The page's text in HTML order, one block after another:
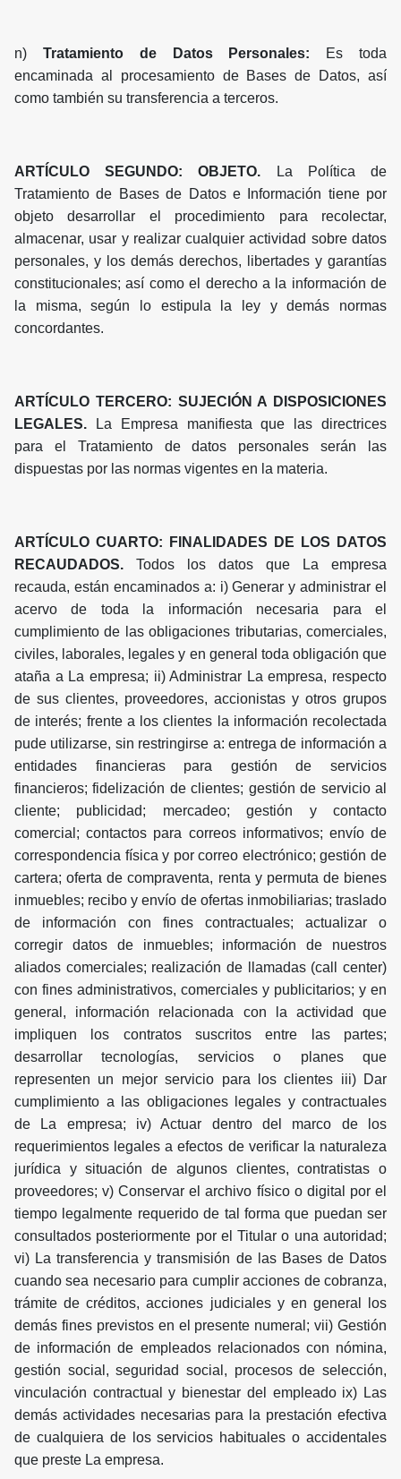
n) Tratamiento de Datos Personales:
Es toda
encaminada al procesamiento de Bases de Datos, así
como también su transferencia a terceros.
ARTÍCULO SEGUNDO: OBJETO.
La Política de
Tratamiento de Bases de Datos e Información tiene por
objeto desarrollar el procedimiento para recolectar,
almacenar, usar y realizar cualquier actividad sobre datos
personales, y los demás derechos, libertades y garantías
constitucionales; así como el derecho a la información de
la misma, según lo estipula la ley y demás normas
concordantes.
ARTÍCULO TERCERO: SUJECIÓN A DISPOSICIONES
LEGALES.
La Empresa manifiesta que las directrices
para el Tratamiento de datos personales serán las
dispuestas por las normas vigentes en la materia.
ARTÍCULO CUARTO: FINALIDADES DE LOS DATOS
RECAUDADOS. Todos los datos que La empresa
recauda, están encaminados a: i) Generar y administrar el
acervo de toda la información necesaria para el
cumplimiento de las obligaciones tributarias, comerciales,
civiles, laborales, legales y en general toda obligación que
ataña a La empresa; ii) Administrar La empresa, respecto
de sus clientes, proveedores, accionistas y otros grupos
de interés; frente a los clientes la información recolectada
pude utilizarse, sin restringirse a: entrega de información a
entidades financieras para gestión de servicios
financieros; fidelización de clientes; gestión de servicio al
cliente; publicidad; mercadeo; gestión y contacto
comercial; contactos para correos informativos; envío de
correspondencia física y por correo electrónico; gestión de
cartera; oferta de compraventa, renta y permuta de bienes
inmuebles; recibo y envío de ofertas inmobiliarias; traslado
de información con fines contractuales; actualizar o
corregir datos de inmuebles; información de nuestros
aliados comerciales; realización de llamadas (call center)
con fines administrativos, comerciales y publicitarios; y en
general, información relacionada con la actividad que
impliquen los contratos suscritos entre las partes;
desarrollar tecnologías, servicios o planes que
representen un mejor servicio para los clientes iii) Dar
cumplimiento a las obligaciones legales y contractuales
de La empresa; iv) Actuar dentro del marco de los
requerimientos legales a efectos de verificar la naturaleza
jurídica y situación de algunos clientes, contratistas o
proveedores; v) Conservar el archivo físico o digital por el
tiempo legalmente requerido de tal forma que puedan ser
consultados posteriormente por el Titular o una autoridad;
vi) La transferencia y transmisión de las Bases de Datos
cuando sea necesario para cumplir acciones de cobranza,
trámite de créditos, acciones judiciales y en general los
demás fines previstos en el presente numeral; vii) Gestión
de información de empleados relacionados con nómina,
gestión social, seguridad social, procesos de selección,
vinculación contractual y bienestar del empleado ix) Las
demás actividades necesarias para la prestación efectiva
de cualquiera de los servicios habituales o accidentales
que preste La empresa.